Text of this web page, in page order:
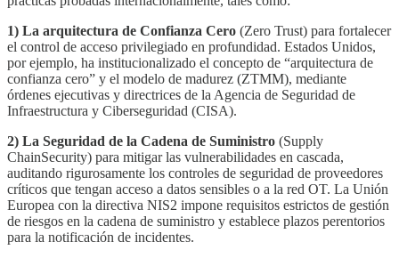
1) La arquitectura de Confianza Cero (Zero Trust) para fortalecer
el control de acceso privilegiado en profundidad. Estados Unidos,
por ejemplo, ha institucionalizado el concepto de “arquitectura de
confianza cero” y el modelo de madurez (ZTMM), mediante
órdenes ejecutivas y directrices de la Agencia de Seguridad de
Infraestructura y Ciberseguridad (CISA).
2) La Seguridad de la Cadena de Suministro (Supply
ChainSecurity) para mitigar las vulnerabilidades en cascada,
auditando rigurosamente los controles de seguridad de proveedores
críticos que tengan acceso a datos sensibles o a la red OT. La Unión
Europea con la directiva NIS2 impone requisitos estrictos de gestión
de riesgos en la cadena de suministro y establece plazos perentorios
para la notificación de incidentes.